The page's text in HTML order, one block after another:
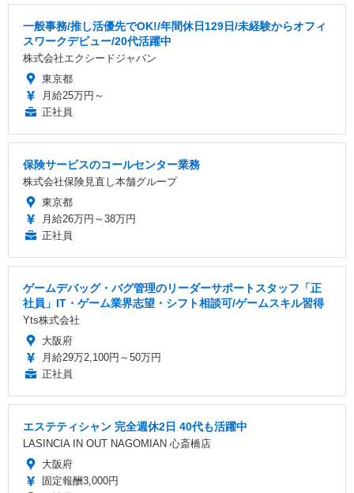
一般事務/推し活優先でOK!/年間休日129日/未経験からオフィ
スワークデビュー/20代活躍中
株式会社エクシードジャパン
東京都
月給25万円～
正社員
保険サービスのコールセンター業務
株式会社保険見直し本舗グループ
東京都
月給26万円～38万円
正社員
ゲームデバッグ・バグ管理のリーダーサポートスタッフ「正
社員」IT・ゲーム業界志望・シフト相談可/ゲームスキル習得
Yts株式会社
大阪府
月給29万2,100円～50万円
正社員
エステティシャン 完全週休2日 40代も活躍中
LASINCIA IN OUT NAGOMIAN 心斎橋店
大阪府
固定報酬3,000円